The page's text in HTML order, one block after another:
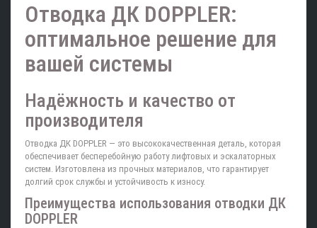
Отводка ДК DOPPLER:
оптимальное решение для
вашей системы
Надёжность и качество от
производителя
Отводка ДК DOPPLER — это высококачественная деталь, которая
обеспечивает бесперебойную работу лифтовых и эскалаторных
систем. Изготовлена из прочных материалов, что гарантирует
долгий срок службы и устойчивость к износу.
Преимущества использования отводки ДК
DOPPLER